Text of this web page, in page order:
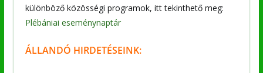
különböző közösségi programok, itt tekinthető meg:
Plébániai eseménynaptár
ÁLLANDÓ HIRDETÉSEINK: